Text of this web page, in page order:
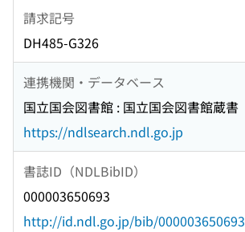
請求記号
DH485-G326
連携機関・データベース
国立国会図書館 : 国立国会図書館蔵書
https://ndlsearch.ndl.go.jp
書誌ID（NDLBibID）
000003650693
http://id.ndl.go.jp/bib/000003650693